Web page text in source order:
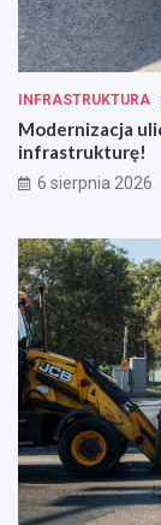
INFRASTRUKTURA
Modernizacja
infrastrukturę!
6 sierpnia 2026